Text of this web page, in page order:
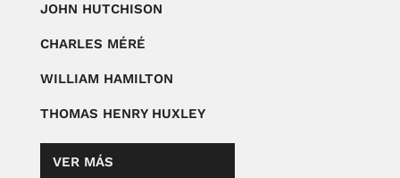
JOHN HUTCHISON
CHARLES MÉRÉ
WILLIAM HAMILTON
THOMAS HENRY HUXLEY
VER MÁS